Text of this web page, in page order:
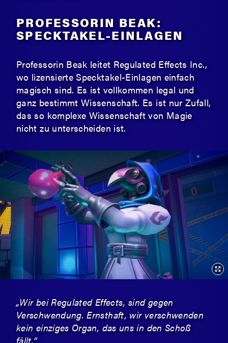
PROFESSORIN BEAK:
SPECKTAKEL-EINLAGEN
Professorin Beak leitet Regulated Effects Inc.,
wo lizensierte Specktakel-Einlagen einfach
magisch sind. Es ist vollkommen legal und
ganz bestimmt Wissenschaft. Es ist nur Zufall,
das so komplexe Wissenschaft von Magie
nicht zu unterscheiden ist.
„Wir bei Regulated Effects, sind gegen
Verschwendung. Ernsthaft, wir verschwenden
kein einziges Organ, das uns in den Schoß
fällt.“